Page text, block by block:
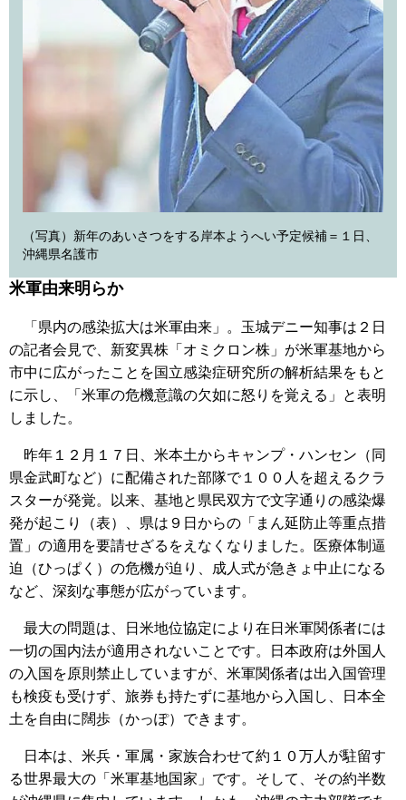
（写真）新年のあいさつをする岸本ようへい予定候補＝１日、
沖縄県名護市
米軍由来明らか
「県内の感染拡大は米軍由来」。玉城デニー知事は２日
の記者会見で、新変異株「オミクロン株」が米軍基地から
市中に広がったことを国立感染症研究所の解析結果をもと
に示し、「米軍の危機意識の欠如に怒りを覚える」と表明
しました。
昨年１２月１７日、米本土からキャンプ・ハンセン（同
県金武町など）に配備された部隊で１００人を超えるクラ
スターが発覚。以来、基地と県民双方で文字通りの感染爆
発が起こり（表）、県は９日からの「まん延防止等重点措
置」の適用を要請せざるをえなくなりました。医療体制逼
迫（ひっぱく）の危機が迫り、成人式が急きょ中止になる
など、深刻な事態が広がっています。
最大の問題は、日米地位協定により在日米軍関係者には
一切の国内法が適用されないことです。日本政府は外国人
の入国を原則禁止していますが、米軍関係者は出入国管理
も検疫も受けず、旅券も持たずに基地から入国し、日本全
土を自由に闊歩（かっぽ）できます。
日本は、米兵・軍属・家族合わせて約１０万人が駐留す
る世界最大の「米軍基地国家」です。そして、その約半数